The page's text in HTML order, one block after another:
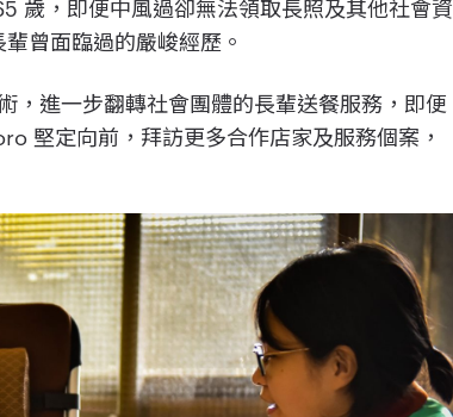
歲，即便中風過卻無法領取長照及其他社會資
曾面臨過的嚴峻經歷。
，進一步翻轉社會團體的長輩送餐服務，即便
堅定向前，拜訪更多合作店家及服務個案，